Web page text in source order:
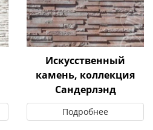
Искусственный
камень, коллекция
Сандерлэнд
Подробнее